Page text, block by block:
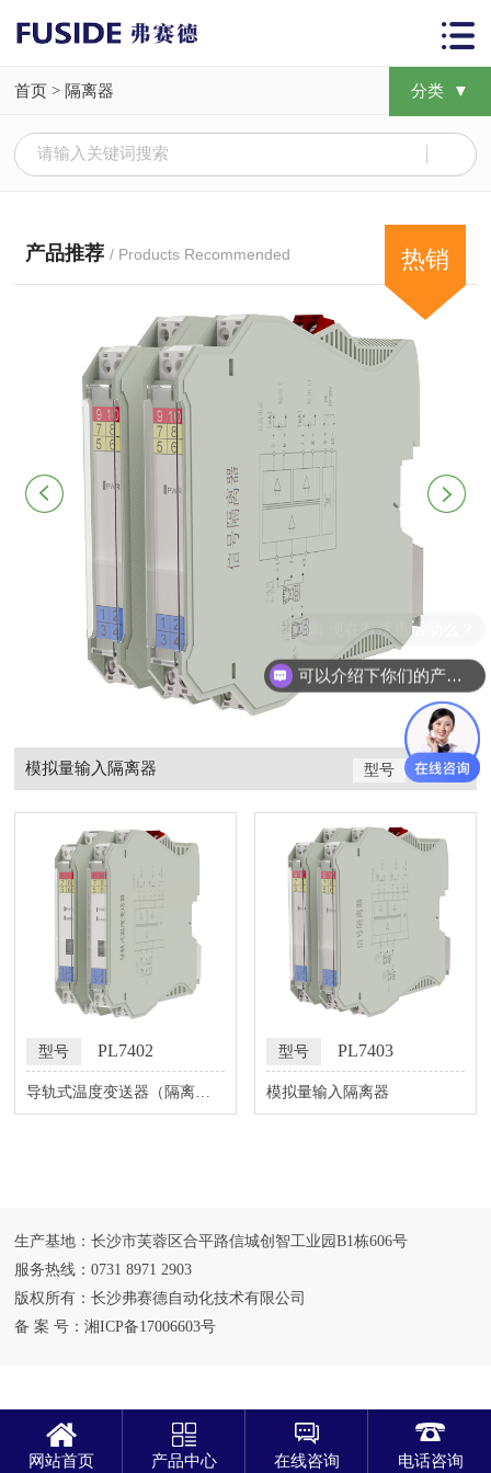
首页 > 隔离器 分类 ▼
产品推荐 / Products Recommended
模拟量输入隔离器 型号 PL7403
型号 PL7402
导轨式温度变送器（隔离
器）
型号 PL7403
模拟量输入隔离器
生产基地：长沙市芙蓉区合平路信城创智工业园B1栋606号
服务热线：0731 8971 2903
版权所有：长沙弗赛德自动化技术有限公司
备 案 号：湘ICP备17006603号
网站首页 产品中心 在线咨询 电话咨询
可以介绍下你们的产品么？
现在有优惠活动么？